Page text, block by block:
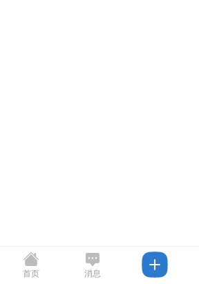
首页 消息